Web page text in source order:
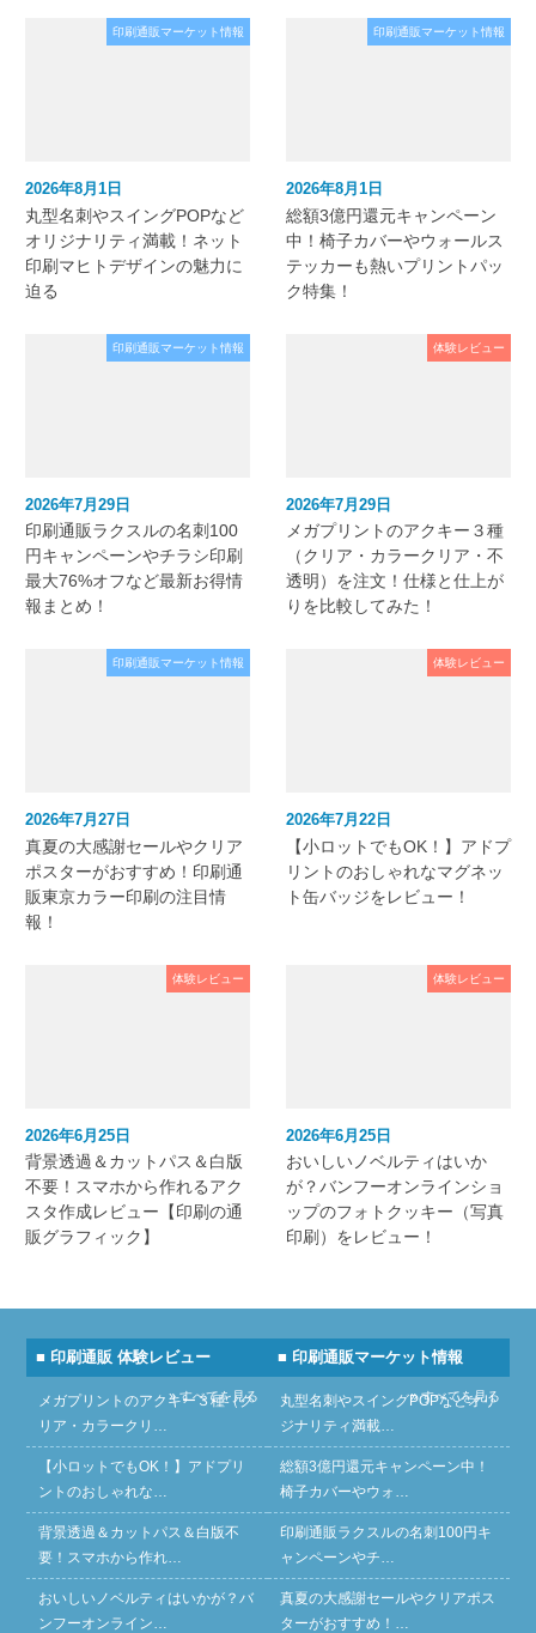
印刷通販マーケット情報
2026年8月1日
丸型名刺やスイングPOPなど
オリジナリティ満載！ネット
印刷マヒトデザインの魅力に
迫る
印刷通販マーケット情報
2026年8月1日
総額3億円還元キャンペーン
中！椅子カバーやウォールス
テッカーも熱いプリントパッ
ク特集！
印刷通販マーケット情報
2026年7月29日
印刷通販ラクスルの名刺100
円キャンペーンやチラシ印刷
最大76%オフなど最新お得情
報まとめ！
体験レビュー
2026年7月29日
メガプリントのアクキー３種
（クリア・カラークリア・不
透明）を注文！仕様と仕上が
りを比較してみた！
印刷通販マーケット情報
2026年7月27日
真夏の大感謝セールやクリア
ポスターがおすすめ！印刷通
販東京カラー印刷の注目情
報！
体験レビュー
2026年7月22日
【小ロットでもOK！】アドプ
リントのおしゃれなマグネッ
ト缶バッジをレビュー！
体験レビュー
2026年6月25日
背景透過＆カットパス＆白版
不要！スマホから作れるアク
スタ作成レビュー【印刷の通
販グラフィック】
体験レビュー
2026年6月25日
おいしいノベルティはいか
が？バンフーオンラインショ
ップのフォトクッキー（写真
印刷）をレビュー！
■ 印刷通販 体験レビュー
» すべてを見る
メガプリントのアクキー３種（ク
リア・カラークリ…
【小ロットでもOK！】アドプリ
ントのおしゃれな…
背景透過＆カットパス＆白版不
要！スマホから作れ…
おいしいノベルティはいかが？バ
ンフーオンライン…
■ 印刷通販マーケット情報
» すべてを見る
丸型名刺やスイングPOPなどオリ
ジナリティ満載…
総額3億円還元キャンペーン中！
椅子カバーやウォ…
印刷通販ラクスルの名刺100円キ
ャンペーンやチ…
真夏の大感謝セールやクリアポス
ターがおすすめ！…